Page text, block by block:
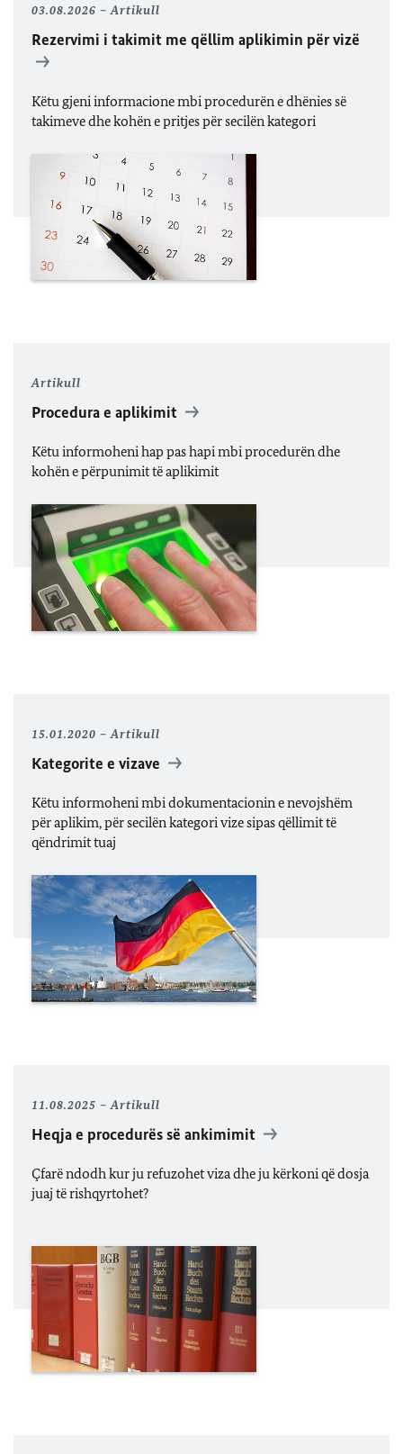
03.08.2026 Artikull
Rezervimi i takimit me qëllim aplikimin për vizë
Këtu gjeni informacione mbi procedurën e dhënies së
takimeve dhe kohën e pritjes për secilën kategori
Artikull
Procedura e aplikimit
Këtu informoheni hap pas hapi mbi procedurën dhe
kohën e përpunimit të aplikimit
15.01.2020 Artikull
Kategorite e vizave
Këtu informoheni mbi dokumentacionin e nevojshëm
për aplikim, për secilën kategori vize sipas qëllimit të
qëndrimit tuaj
11.08.2025 Artikull
Heqja e procedurës së ankimimit
Çfarë ndodh kur ju refuzohet viza dhe ju kërkoni që dosja
juaj të rishqyrtohet?